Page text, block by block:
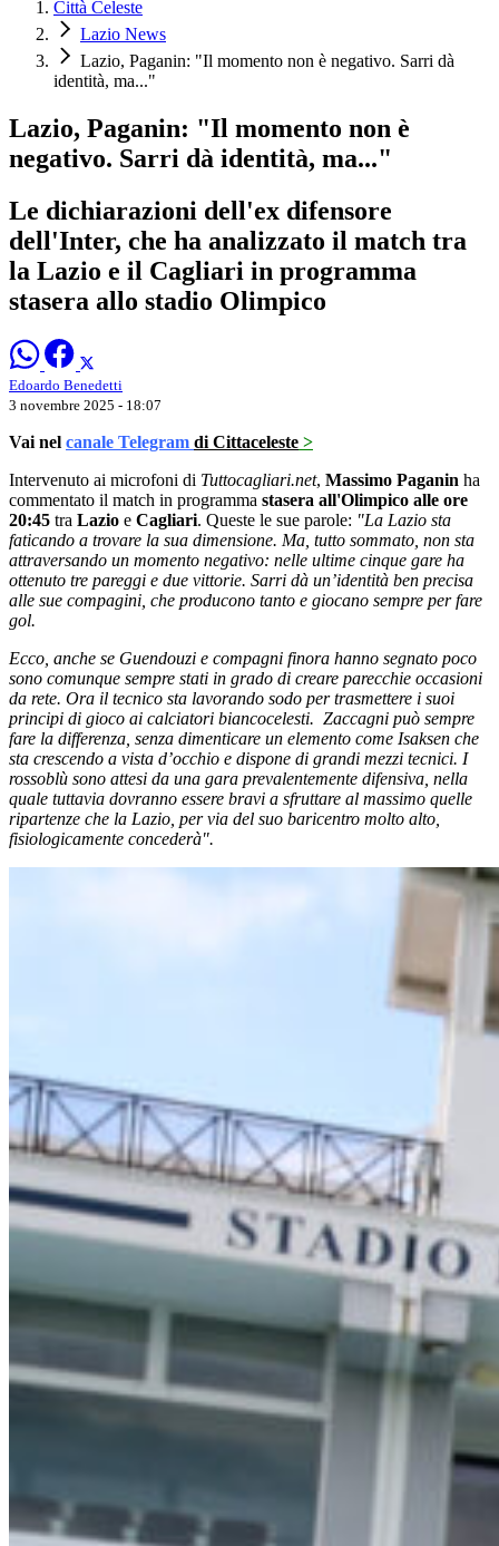
Città Celeste
Lazio News
Lazio, Paganin: "Il momento non è negativo. Sarri dà
identità, ma..."
Lazio, Paganin: "Il momento non è
negativo. Sarri dà identità, ma..."
Le dichiarazioni dell'ex difensore
dell'Inter, che ha analizzato il match tra
la Lazio e il Cagliari in programma
stasera allo stadio Olimpico
Edoardo Benedetti
3 novembre 2025 - 18:07
Vai nel canale Telegram di Cittaceleste >
Intervenuto ai microfoni di Tuttocagliari.net, Massimo Paganin ha
commentato il match in programma stasera all'Olimpico alle ore
20:45 tra Lazio e Cagliari. Queste le sue parole: "La Lazio sta
faticando a trovare la sua dimensione. Ma, tutto sommato, non sta
attraversando un momento negativo: nelle ultime cinque gare ha
ottenuto tre pareggi e due vittorie. Sarri dà un’identità ben precisa
alle sue compagini, che producono tanto e giocano sempre per fare
gol.
Ecco, anche se Guendouzi e compagni finora hanno segnato poco
sono comunque sempre stati in grado di creare parecchie occasioni
da rete. Ora il tecnico sta lavorando sodo per trasmettere i suoi
principi di gioco ai calciatori biancocelesti. Zaccagni può sempre
fare la differenza, senza dimenticare un elemento come Isaksen che
sta crescendo a vista d’occhio e dispone di grandi mezzi tecnici. I
rossoblù sono attesi da una gara prevalentemente difensiva, nella
quale tuttavia dovranno essere bravi a sfruttare al massimo quelle
ripartenze che la Lazio, per via del suo baricentro molto alto,
fisiologicamente concederà".